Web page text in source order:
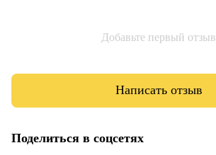
Добавьте первый отзыв
Написать отзыв
Поделиться в соцсетях